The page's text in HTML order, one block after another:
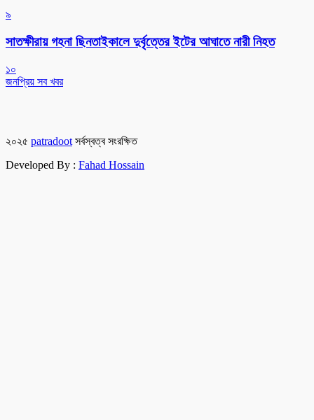
৯
সাতক্ষীরায় গহনা ছিনতাইকালে দুর্বৃত্তের ইটের আঘাতে নারী নিহত
১০
জনপ্রিয় সব খবর
২০২৫ patradoot সর্বস্বত্ব সংরক্ষিত
Developed By : Fahad Hossain